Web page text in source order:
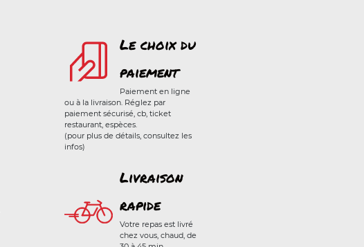
Le choix du
paiement
Paiement en ligne
ou à la livraison. Réglez par
paiement sécurisé, cb, ticket
restaurant, espèces.
(pour plus de détails, consultez les
infos)
Livraison
rapide
Votre repas est livré
chez vous, chaud, de